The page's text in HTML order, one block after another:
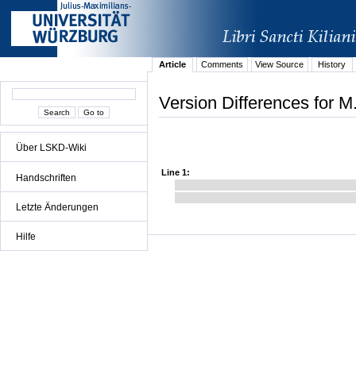
Über LSKD-Wiki
Handschriften
Letzte Änderungen
Hilfe
Article Comments View Source History
Version Differences for
Line 1: